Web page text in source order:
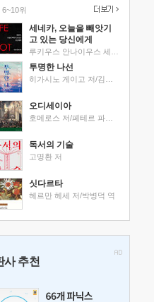
세네카, 오늘을 빼앗기
고 있는 당신에게
투명한 나선
오디세이아
독서의 기술
고명환 저
싯다르타
헤르만 헤세 저/박병덕 역
6~10위
사 추천